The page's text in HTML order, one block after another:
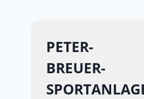
PETER-
BREUER-